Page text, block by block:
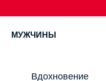
МУЖЧИНЫ
Вдохновение